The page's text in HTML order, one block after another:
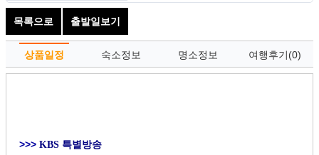
목록으로 출발일보기
상품일정 숙소정보 명소정보 여행후기(0)
>>> KBS 특별방송